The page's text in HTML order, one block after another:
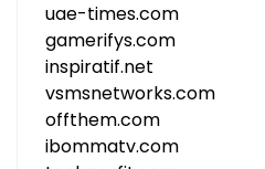
uae-times.com
gamerifys.com
inspiratif.net
vsmsnetworks.com
offthem.com
ibommatv.com